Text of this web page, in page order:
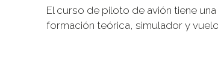
El curso de piloto de avión tiene
formación teórica, simulador y